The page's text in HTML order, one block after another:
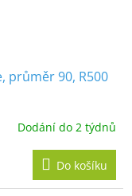
průměr 90, R500
Dodání do 2 týdnů
Do košíku